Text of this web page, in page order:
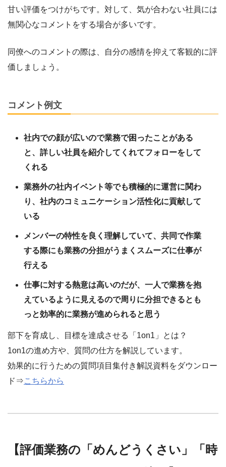
甘い評価をつけがちです。対して、気が合わない社員には
無関心なコメントをする場合が多いです。
同僚へのコメントの際は、自分の感情を抑えて客観的に評
価しましょう。
コメント例文
社内での顔が広いので業務で困ったことがある
と、詳しい社員を紹介してくれてフォローをして
くれる
業務外の社内イベント等でも積極的に運営に関わ
り、社内のコミュニケーション活性化に貢献して
いる
メンバーの特性を良く理解していて、共同で作業
する際にも業務の分担がうまくスムーズに仕事が
行える
仕事に対する熱意は高いのだが、一人で業務を抱
えているように見えるので周りに分担できるとも
っと効率的に業務が進められると思う
部下を育成し、目標を達成させる「1on1」とは？
1on1の進め方や、質問の仕方を解説しています。
効果的に行うための質問項目集付き解説資料をダウンロー
ド⇒こちらから
【評価業務の「めんどうくさい」「時